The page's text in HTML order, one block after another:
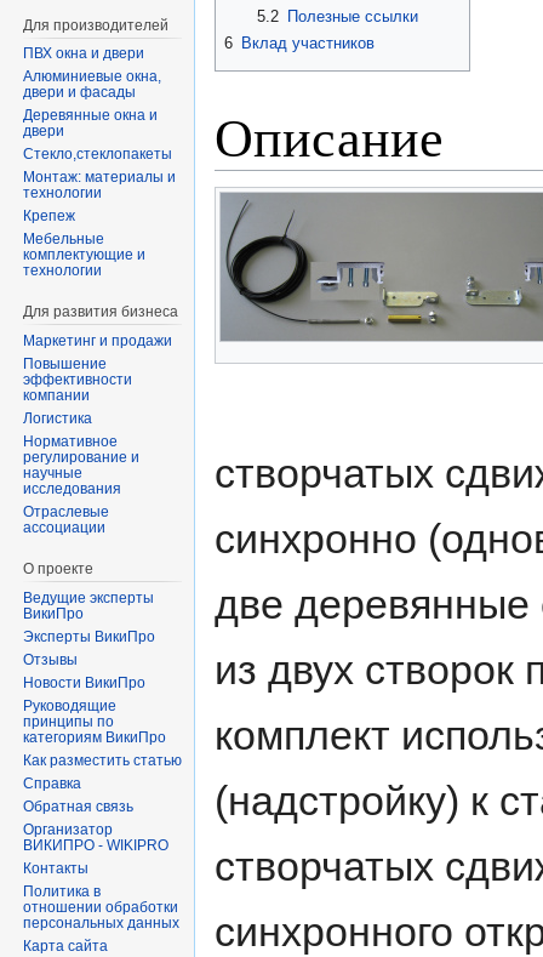
5.2
Полезные ссылки
6 Вклад участников
Описание
створчатых
синхронно
две деревянные
из двух
комплект
(надстройку) к
створчатых
синхронного
Для производителей
ПВХ окна и двери
Алюминиевые окна,
двери и фасады
Деревянные окна и
двери
Стекло,стеклопакеты
Монтаж: материалы и
технологии
Крепеж
Мебельные
комплектующие и
технологии
Для развития бизнеса
Маркетинг и продажи
Повышение
эффективности
компании
Логистика
Нормативное
регулирование и
научные
исследования
Отраслевые
ассоциации
О проекте
Ведущие эксперты
ВикиПро
Эксперты ВикиПро
Отзывы
Новости ВикиПро
Руководящие
принципы по
категориям ВикиПро
Как разместить статью
Справка
Обратная связь
Организатор
ВИКИПРО - WIKIPRO
Контакты
Политика в
отношении обработки
персональных данных
Карта сайта